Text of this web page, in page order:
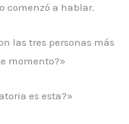
comenzó a hablar.
las tres personas más
momento?»
es esta?»